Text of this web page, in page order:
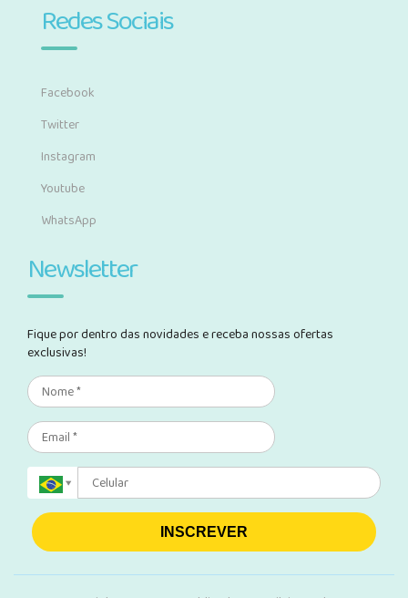
Redes Sociais
Facebook
Twitter
Instagram
Youtube
WhatsApp
Newsletter
Fique por dentro das novidades e receba nossas ofertas
exclusivas!
INSCREVER